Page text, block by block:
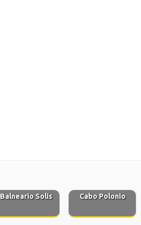
Balneario Solis Cabo Polonio